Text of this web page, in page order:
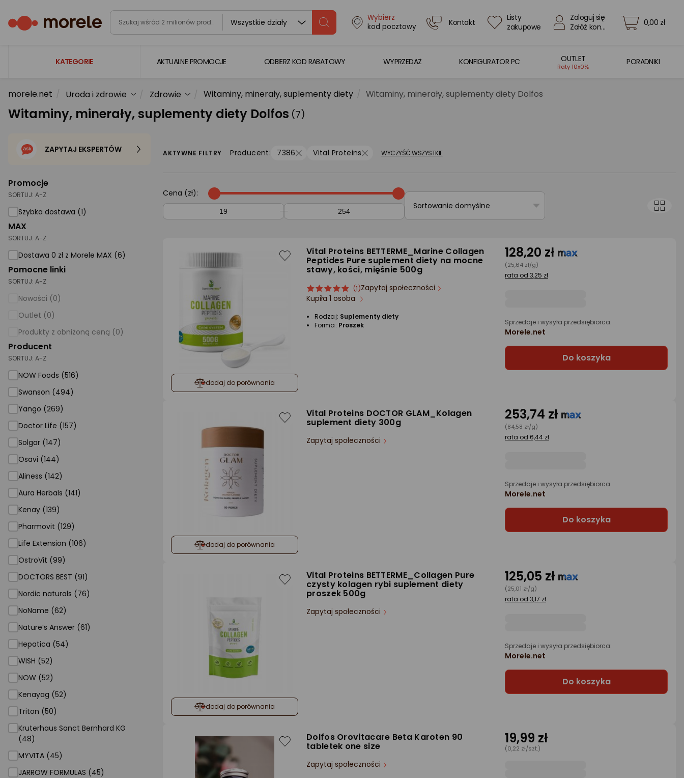
Wszystkie działy
Wybierz
kod pocztowy
Kontakt
Listy
zakupowe
Zaloguj się
Załóż konto
0,00 zł
KATEGORIE
Laptopy
Komputery
Gaming
Telewizory i audio
Foto i kamery
AGD duże
Dom i ogród
Biuro i firma
Sport i turystyka
Zabawki i dziecko
Supermarket
Strefa marek
AKTUALNE PROMOCJE ODBIERZ KOD RABATOWY WYPRZEDAŻ KONFIGURATOR PC OUTLET
Raty 10x0%
PORADNIKI
morele.net Uroda i zdrowie Zdrowie Witaminy, minerały, suplementy diety Witaminy, minerały, suplementy diety Dolfos
Witaminy, minerały, suplementy diety Dolfos (7)
Promocje
SORTUJ: A-Z
Szybka dostawa (1)
MAX
SORTUJ: A-Z
Dostawa 0 zł z Morele MAX (6)
Pomocne linki
SORTUJ: A-Z
Nowości (0)
Outlet (0)
Produkty z obniżoną ceną (0)
Producent
SORTUJ: A-Z
NOW Foods (516)
Swanson (494)
Yango (269)
Doctor Life (157)
Solgar (147)
Osavi (144)
Aliness (142)
Aura Herbals (141)
Kenay (139)
Pharmovit (129)
Life Extension (106)
OstroVit (99)
DOCTORS BEST (91)
Nordic naturals (76)
NoName (62)
Nature’s Answer (61)
Hepatica (54)
WISH (52)
NOW (52)
Kenayag (52)
Triton (50)
Kruterhaus Sanct Bernhard KG
(48)
MYVITA (45)
JARROW FORMULAS (45)
ZAPYTAJ EKSPERTÓW AKTYWNE FILTRY Producent: 7386 Vital Proteins WYCZYŚĆ WSZYSTKIE
Cena (zł):
Sortowanie domyślne
dodaj do porównania
Vital Proteins BETTERME_Marine Collagen
Peptides Pure suplement diety na mocne
stawy, kości, mięśnie 500g
ocena
produktu
gwiazdki
Ocena
produktu
(1)Zapytaj społeczności
Kupiła 1 osoba
Rodzaj: Suplementy diety
Forma: Proszek
128,20 zł
(25,64 zł/g)
rata od 3,25 zł
Sprzedaje i wysyła przedsiębiorca:
Morele.net
Do koszyka
dodaj do porównania
Vital Proteins DOCTOR GLAM_Kolagen
suplement diety 300g
Zapytaj społeczności
253,74 zł
(84,58 zł/g)
rata od 6,44 zł
Sprzedaje i wysyła przedsiębiorca:
Morele.net
Do koszyka
dodaj do porównania
Vital Proteins BETTERME_Collagen Pure
czysty kolagen rybi suplement diety
proszek 500g
Zapytaj społeczności
125,05 zł
(25,01 zł/g)
rata od 3,17 zł
Sprzedaje i wysyła przedsiębiorca:
Morele.net
Do koszyka
Dolfos Orovitacare Beta Karoten 90
tabletek one size
Zapytaj społeczności
19,99 zł
(0,22 zł/szt.)